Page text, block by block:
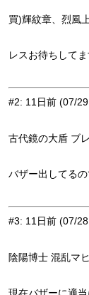
買)輝紋章、烈風
レスお待ちしてま
#2: 11日前 (07/
古代鏡の大盾 ブ
バザー出してる
#3: 11日前 (07/
陰陽博士 混乱マ